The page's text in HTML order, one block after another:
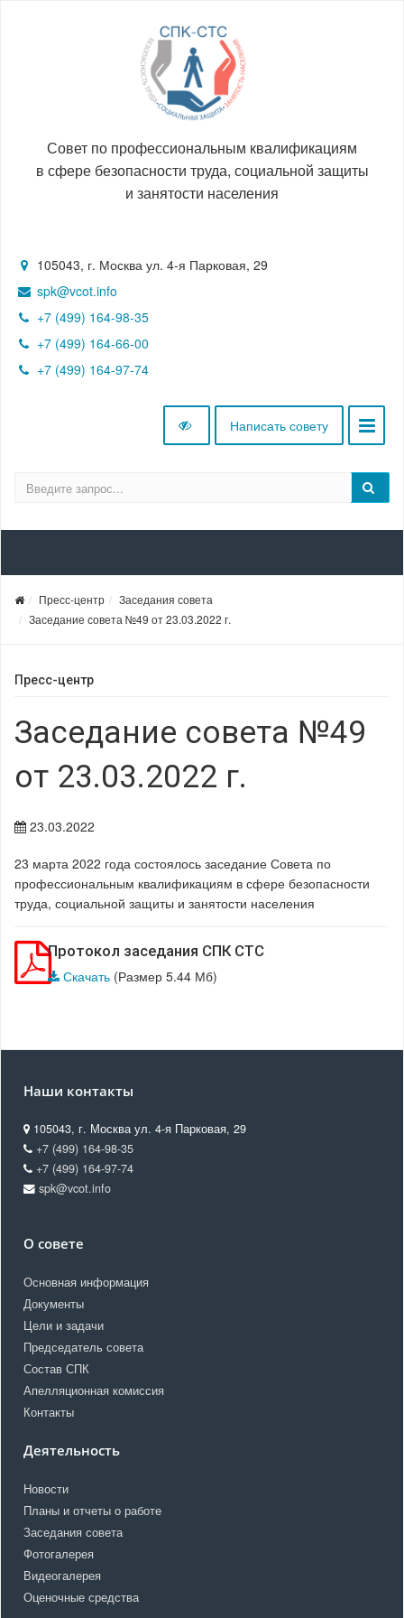
Совет по профессиональным квалификациям
в сфере безопасности труда, социальной защиты
и занятости населения
105043, г. Москва ул. 4-я Парковая, 29
spk@vcot.info
+7 (499) 164-98-35
+7 (499) 164-66-00
+7 (499) 164-97-74
Написать совету
Пресс-центр
Заседания совета
Заседание совета №49 от 23.03.2022 г.
Пресс-центр
Заседание совета №49
от 23.03.2022 г.
23.03.2022
23 марта 2022 года состоялось заседание Совета по
профессиональным квалификациям в сфере безопасности
труда, социальной защиты и занятости населения
Протокол заседания СПК СТС
Скачать (Размер 5.44 Мб)
Наши контакты
105043, г. Москва ул. 4-я Парковая, 29
+7 (499) 164-98-35
+7 (499) 164-97-74
spk@vcot.info
О совете
Основная информация
Документы
Цели и задачи
Председатель совета
Состав СПК
Апелляционная комиссия
Контакты
Деятельность
Новости
Планы и отчеты о работе
Заседания совета
Фотогалерея
Видеогалерея
Оценочные средства